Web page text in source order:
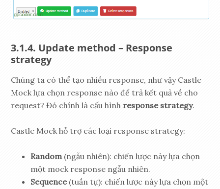
Update method – Response
strategy
Chúng ta có thể tạo nhiều response, như vậy Castle
Mock lựa chọn response nào để trả kết quả về cho
request? Đó chính là cấu hình response strategy.
Castle Mock hỗ trợ các loại response strategy:
Random(ngẫu nhiên): chiến lược này lựa chọn
một mock response ngẫu nhiên.
Sequence(tuần tự): chiến lược này lựa chọn một